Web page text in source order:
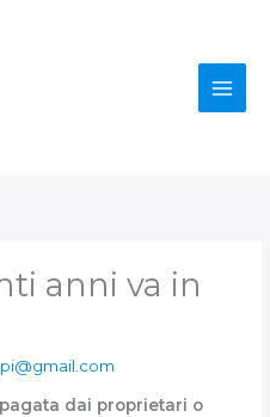
anni va in
dai proprietari o